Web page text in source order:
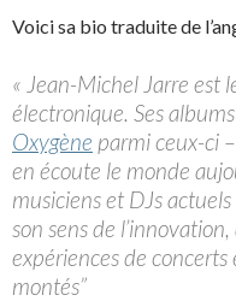
Voici sa bio traduite de
« Jean-Michel Jarre est
électronique. Ses
Oxygène parmi ceux-ci
en écoute le monde
musiciens et DJs
son sens de
expériences de concerts
montés”